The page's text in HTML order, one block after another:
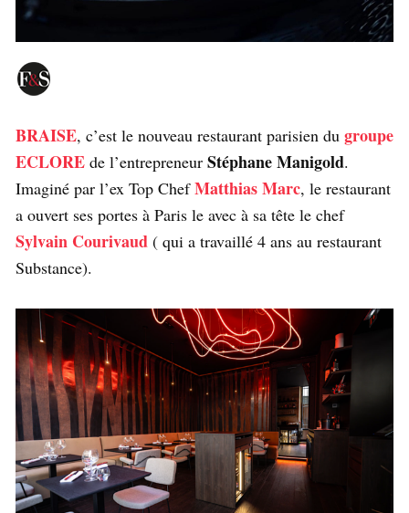
BRAISE, c’est le nouveau restaurant parisien du groupe
ECLORE de l’entrepreneur Stéphane Manigold.
Imaginé par l’ex Top ChefMatthias Marc, le restaurant
a ouvert ses portes à Paris le avec à sa tête le chef
Sylvain Courivaud ( qui a travaillé 4 ans au restaurant
Substance).